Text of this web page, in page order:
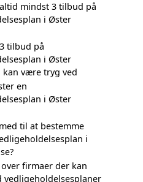
mindst 3 tilbud på
i Øster
tilbud på
i Øster
kan være tryg ved
en
i Øster
til at bestemme
i
firmaer der kan
vedligeholdelsesplaner